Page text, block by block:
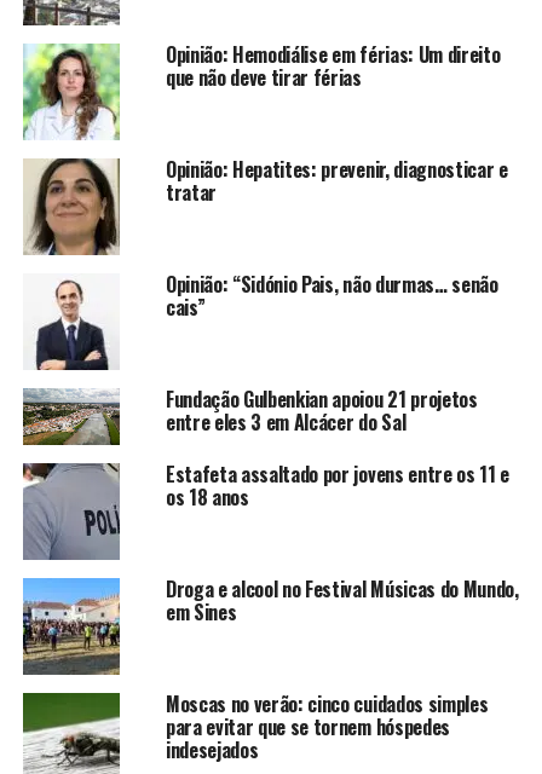
Opinião: Hemodiálise em férias: Um direito
que não deve tirar férias
Opinião: Hepatites: prevenir, diagnosticar e
tratar
Opinião: “Sidónio Pais, não durmas… senão
cais”
Fundação Gulbenkian apoiou 21 projetos
entre eles 3 em Alcácer do Sal
Estafeta assaltado por jovens entre os 11 e
os 18 anos
Droga e alcool no Festival Músicas do Mundo,
em Sines
Moscas no verão: cinco cuidados simples
para evitar que se tornem hóspedes
indesejados